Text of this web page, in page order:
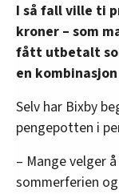
I så fall ville ti
kroner – som
fått utbetalt
en
Selv har Bixby
pengepotten i
– Mange velger
sommerferien